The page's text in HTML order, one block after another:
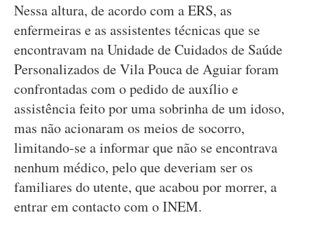
Nessa altura, de acordo com a ERS, as
enfermeiras e as assistentes técnicas que se
encontravam na Unidade de Cuidados de Saúde
Personalizados de Vila Pouca de Aguiar foram
confrontadas com o pedido de auxílio e
assistência feito por uma sobrinha de um idoso,
mas não acionaram os meios de socorro,
limitando-se a informar que não se encontrava
nenhum médico, pelo que deveriam ser os
familiares do utente, que acabou por morrer, a
entrar em contacto com o INEM.